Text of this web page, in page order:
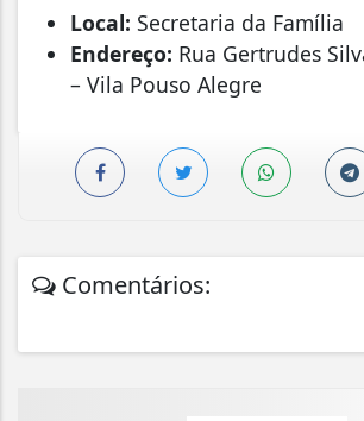
Local: Secretaria da Família
Endereço: Rua Gertrudes
– Vila Pouso Alegre
Comentários: